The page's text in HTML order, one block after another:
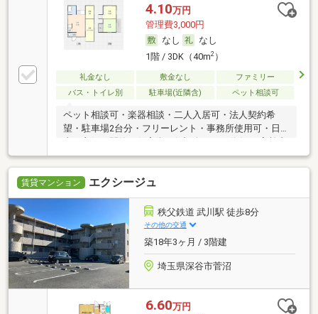
4.10万円
管理費3,000円
なし
なし
1階 / 3DK（40m2）
礼金なし 敷金なし
ファミリー
バス・トイレ別
駐車場(近隣含) ペット相談可
ペット相談可・楽器相談・二人入居可・法人契約希
望・駐車場2台分・フリーレント・事務所使用可・日
当り良好・閑静な住宅街・保証人不要／代行 ・高齢者
相談
賃貸マンション エクシージュ
秩父鉄道 武川駅 徒歩8分
その他の交通
築18年3ヶ月 / 3階建
埼玉県深谷市菅沼
6.60万円